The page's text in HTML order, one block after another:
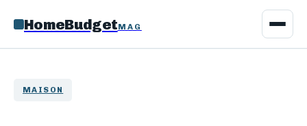
HomeBudgetMAG
MAISON